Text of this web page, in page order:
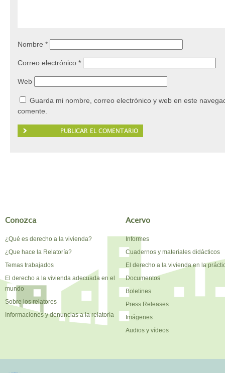
Nombre *
Correo electrónico *
Web
Guarda mi nombre, correo electrónico y web en este
comente.
Conozca
¿Qué es derecho a la vivienda?
¿Que hace la Relatoría?
Temas trabajados
El derecho a la vivienda adecuada en el
mundo
Sobre los relatores
Informaciones y denuncias a la relatoría
Acervo
Informes
Cuadernos y materiales didácticos
El derecho a la vivienda en la
Documentos
Boletines
Press Releases
Imágenes
Audios y vídeos